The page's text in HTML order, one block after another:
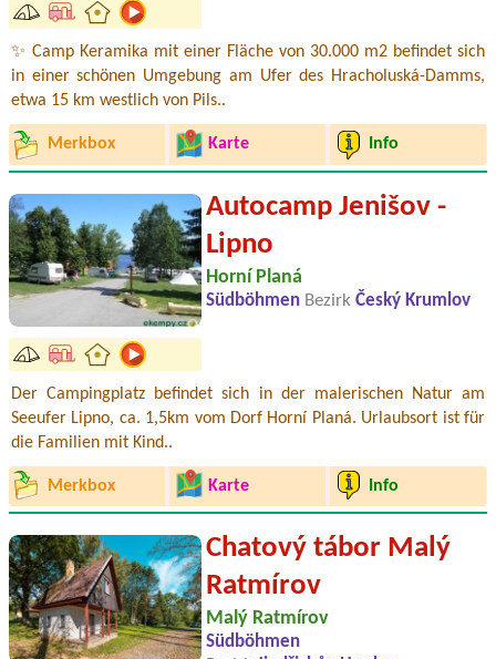
✨ Camp Keramika mit einer Fläche von 30.000 m2 befindet sich
in einer schönen Umgebung am Ufer des Hracholuská-Damms,
etwa 15 km westlich von Pils..
Merkbox Karte Info
Autocamp Jenišov -
Lipno
Horní Planá
Südböhmen Bezirk Český Krumlov
Der Campingplatz befindet sich in der malerischen Natur am
Seeufer Lipno, ca. 1,5km vom Dorf Horní Planá. Urlaubsort ist für
die Familien mit Kind..
Merkbox Karte Info
Chatový tábor Malý
Ratmírov
Malý Ratmírov
Südböhmen